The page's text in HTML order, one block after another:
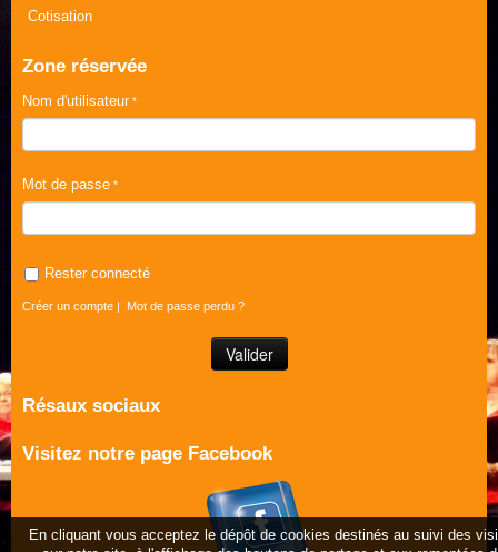
Cotisation
Zone réservée
Nom d'utilisateur
Mot de passe
Rester connecté
Créer un compte | Mot de passe perdu ?
Résaux sociaux
Visitez notre page Facebook
En cliquant vous acceptez le dépôt de cookies destinés au suivi des